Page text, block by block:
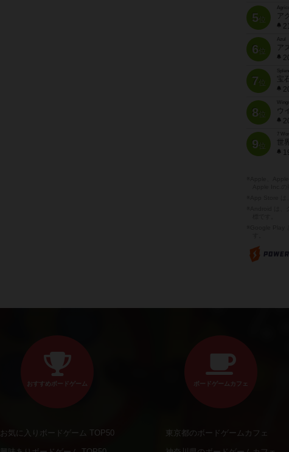
5位
ア
6位
Azul
ア
7位
宝
8位
ウ
9位
7
世
おすすめボードゲーム
お気に入りボードゲーム TOP50
ボードゲームカフェ
東京都のボードゲームカフェ